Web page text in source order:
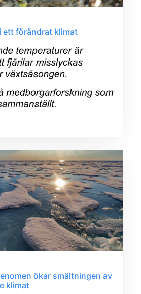
ett förändrat klimat
ökar smältningen av
klimat